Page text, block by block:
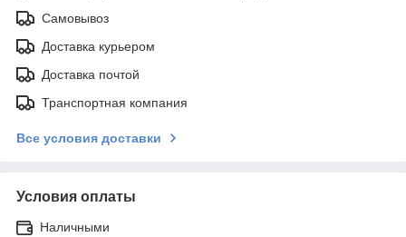
Самовывоз
Доставка курьером
Доставка почтой
Транспортная компания
Все условия доставки
Условия оплаты
Наличными